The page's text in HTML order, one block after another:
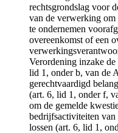
rechtsgrondslag voor
van de verwerking om
te ondernemen
overeenkomst of een
Verordening inzake
lid 1, onder b, van de
gerechtvaardigd
(art. 6, lid 1, onder f,
om de gemelde
bedrijfsactiviteiten
lossen (art. 6, lid 1,